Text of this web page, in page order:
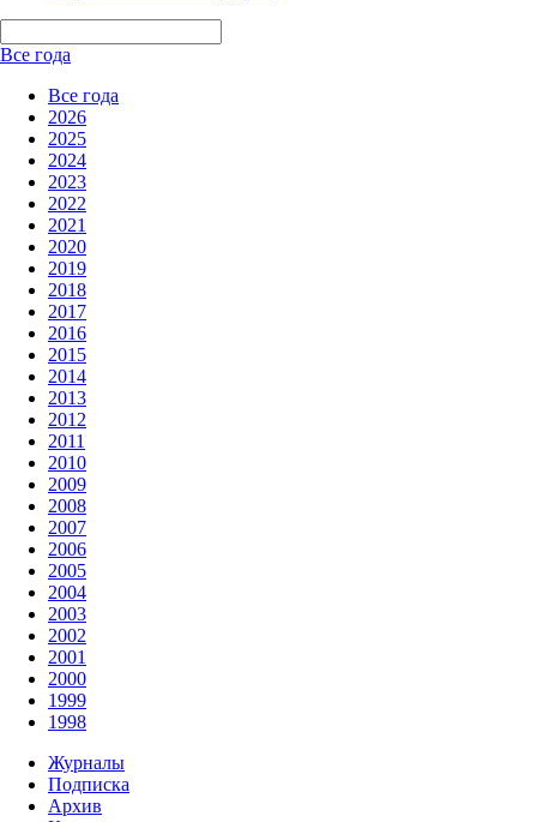
Все года
Все года
2026
2025
2024
2023
2022
2021
2020
2019
2018
2017
2016
2015
2014
2013
2012
2011
2010
2009
2008
2007
2006
2005
2004
2003
2002
2001
2000
1999
1998
Журналы
Подписка
Архив